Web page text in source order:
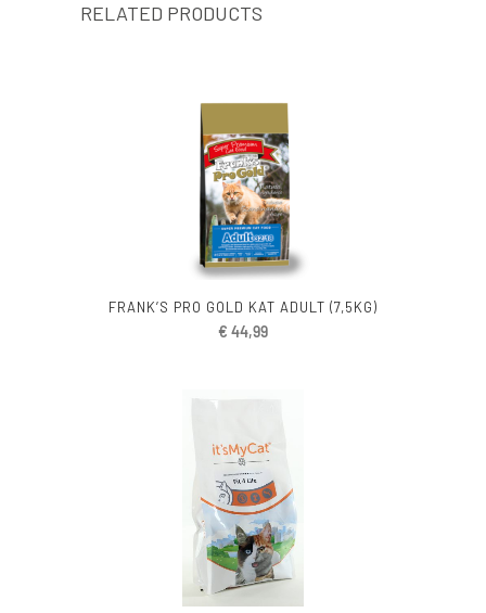
RELATED PRODUCTS
FRANK’S PRO GOLD KAT ADULT (7,5KG)
€ 44,99